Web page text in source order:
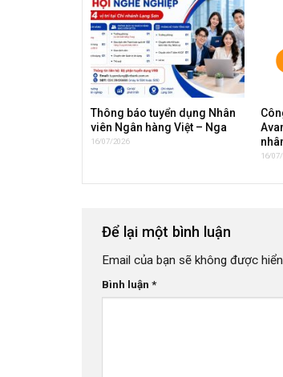
Thông báo tuyển dụng Nhân
viên Ngân hàng Việt – Nga
16/07/2026
16/
Để lại một bình luận
Email của bạn sẽ không được
Bình luận *